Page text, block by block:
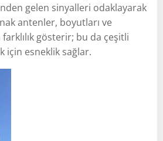
gelen sinyalleri odaklayarak
antenler, boyutları ve
farklılık gösterir; bu da çeşitli
için esneklik sağlar.